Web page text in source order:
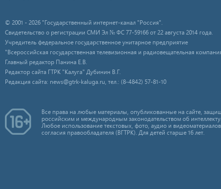
© 2001 - 2026 "Государственный интернет-канал "Россия".
Свидетельство о регистрации СМИ Эл № ФС 77-59166 от 22 августа 2014 года.
Учредитель федеральное государственное унитарное предприятие
"Всероссийская государственная телевизионная и радиовещательная
Главный редактор Панина Е.В.
Редактор сайта ГТРК "Калуга" Дубинин В.Г.
Редакция сайта: news@gtrk-kaluga.ru, тел.: (8-4842) 57-81-10
Все права на любые материалы, опубликованные на сайте,
российским и международным законодательством об
Любое использование текстовых, фото, аудио и
согласия правообладателя (ВГТРК). Для детей старше 16 лет.